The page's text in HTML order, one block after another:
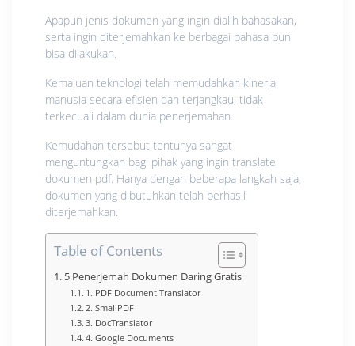
Apapun jenis dokumen yang ingin dialih bahasakan,
serta ingin diterjemahkan ke berbagai bahasa pun
bisa dilakukan.
Kemajuan teknologi telah memudahkan kinerja
manusia secara efisien dan terjangkau, tidak
terkecuali dalam dunia penerjemahan.
Kemudahan tersebut tentunya sangat
menguntungkan bagi pihak yang ingin translate
dokumen pdf. Hanya dengan beberapa langkah saja,
dokumen yang dibutuhkan telah berhasil
diterjemahkan.
Table of Contents
5 Penerjemah Dokumen Daring Gratis
1. PDF Document Translator
2. SmallPDF
3. DocTranslator
4. Google Documents